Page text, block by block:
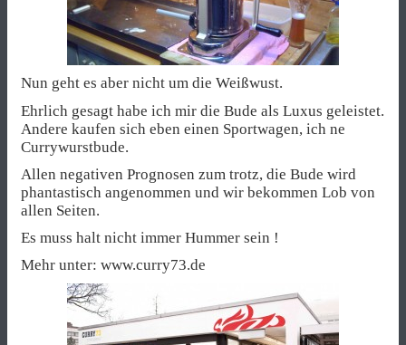
Nun geht es aber nicht um die Weißwust.
Ehrlich gesagt habe ich mir die Bude als Luxus geleistet.
Andere kaufen sich eben einen Sportwagen, ich ne
Currywurstbude.
Allen negativen Prognosen zum trotz, die Bude wird
phantastisch angenommen und wir bekommen Lob von
allen Seiten.
Es muss halt nicht immer Hummer sein !
Mehr unter: www.curry73.de